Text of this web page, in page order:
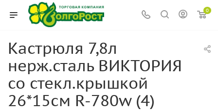
0
Кастрюля 7,8л
нерж.сталь ВИКТОРИЯ
со стекл.крышкой
26*15см R-780w (4)